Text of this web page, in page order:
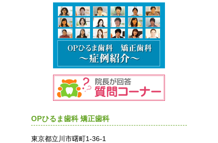
OPひるま歯科 矯正歯科
東京都立川市曙町1-36-1